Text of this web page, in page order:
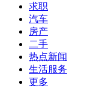
求职
汽车
房产
二手
热点新闻
生活服务
更多